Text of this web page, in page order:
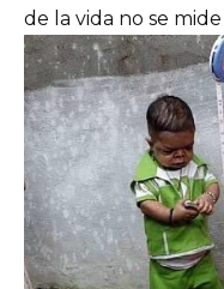
de la vida no se